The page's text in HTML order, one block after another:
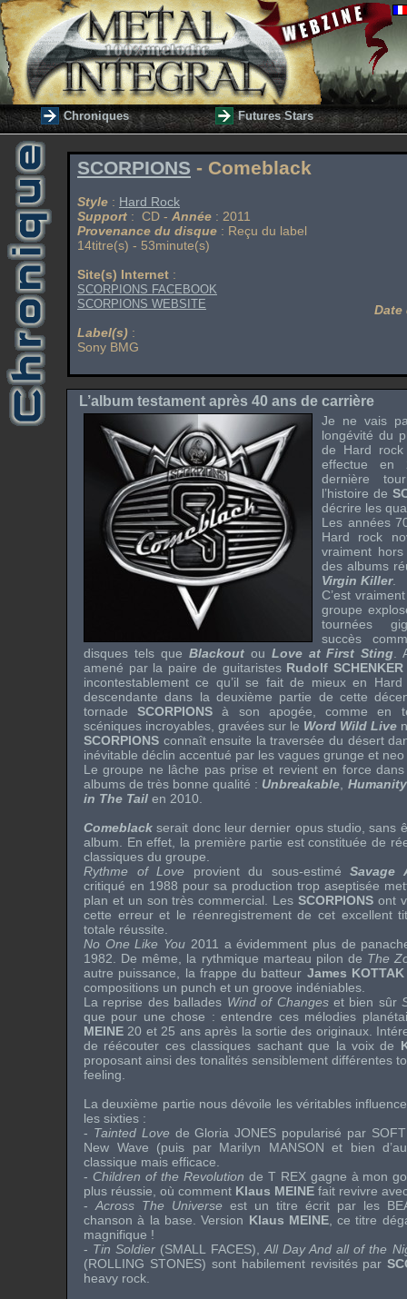
Chroniques Futures Stars
SCORPIONS - Comeblack
Style : Hard Rock
Support : CD - Année : 2011
Provenance du disque : Reçu du label
14titre(s) - 53minute(s)
Site(s) Internet :
SCORPIONS FACEBOOK
SCORPIONS WEBSITE
Label(s) :
Sony BMG
L’album testament après 40 ans de carrière
Je ne vais
longévité du
de Hard rock
effectue en
dernière
l’histoire de
décrire les
Les années
Hard rock
vraiment
des albums
Virgin Killer.
C’est
groupe
tournées
succès
disques tels que Blackoutou Love at First Sting .
amené par la paire de guitaristes Rudolf
incontestablement ce qu’il se fait de mieux en
descendante dans la deuxième partie de cette
tornadeSCORPIONS à son apogée, comme en
scéniques incroyables, gravées sur le Word Wild Live
SCORPIONS connaît ensuite la traversée du désert
inévitable déclin accentué par les vagues grunge et
Le groupe ne lâche pas prise et revient en force
albums de très bonne qualité : Unbreakable
in The Tail en 2010.
Comeblackserait donc leur dernier opus studio, sans
album. En effet, la première partie est constituée de
classiques du groupe.
Rythme of Love provient du sous-estimé Savage
critiqué en 1988 pour sa production trop aseptisée
plan et un son très commercial. Les SCORPIONSont
cette erreur et le réenregistrement de cet excellent
totale réussite.
No One Like You 2011 a évidemment plus de
1982. De même, la rythmique marteau pilon de The
autre puissance, la frappe du batteur James
compositions un punch et un groove indéniables.
La reprise des ballades Wind of Changeset bien sûr
que pour une chose : entendre ces mélodies
MEINE 20 et 25 ans après la sortie des originaux.
de réécouter ces classiques sachant que la voix de
proposant ainsi des tonalités sensiblement différentes
feeling
La deuxième partie nous dévoile les véritables
les sixties :
- Tainted Love deGloria JONES popularisé par
New Wave (puis par Marilyn MANSON et bien
classique mais efficace.
- Children of the Revolution de T REX gagne à mon
plus réussie, où comment Klaus MEINE fait revivre
- Across The Universe est un titre écrit par les
chanson à la base. Version Klaus MEINE, ce titre
magnifique !
- Tin Soldier (SMALL FACES), All Day And all of the
(ROLLING STONES) sont habilement revisités par
heavy rock